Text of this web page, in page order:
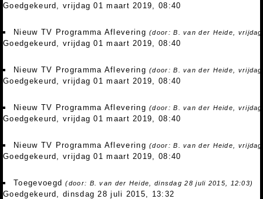
Goedgekeurd, vrijdag 01 maart 2019, 08:40
Nieuw TV Programma Aflevering(door: B. van der Heide,
Goedgekeurd, vrijdag 01 maart 2019, 08:40
Nieuw TV Programma Aflevering(door: B. van der Heide,
Goedgekeurd, vrijdag 01 maart 2019, 08:40
Nieuw TV Programma Aflevering(door: B. van der Heide,
Goedgekeurd, vrijdag 01 maart 2019, 08:40
Nieuw TV Programma Aflevering(door: B. van der Heide,
Goedgekeurd, vrijdag 01 maart 2019, 08:40
Toegevoegd(door: B. van der Heide, dinsdag 28 juli 2015, 12:03)
Goedgekeurd, dinsdag 28 juli 2015, 13:32